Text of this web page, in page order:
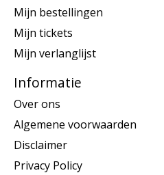
Mijn bestellingen
Mijn tickets
Mijn verlanglijst
Informatie
Over ons
Algemene voorwaarden
Disclaimer
Privacy Policy